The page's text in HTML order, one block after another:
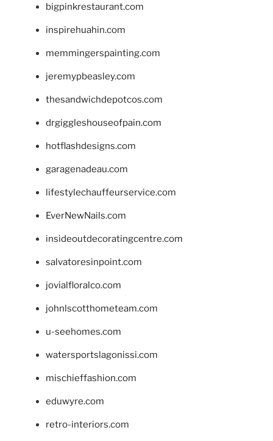
bigpinkrestaurant.com
inspirehuahin.com
memmingerspainting.com
jeremypbeasley.com
thesandwichdepotcos.com
drgiggleshouseofpain.com
hotflashdesigns.com
garagenadeau.com
lifestylechauffeurservice.com
EverNewNails.com
insideoutdecoratingcentre.com
salvatoresinpoint.com
jovialfloralco.com
johnlscotthometeam.com
u-seehomes.com
watersportslagonissi.com
mischieffashion.com
eduwyre.com
retro-interiors.com